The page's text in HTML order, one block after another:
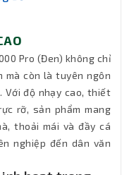
Pro (Đen) không chỉ
còn là tuyên ngôn
Với độ nhạy cao, thiết
rỡ, sản phẩm mang
thoải mái và đầy cá
nghiệp đến dân văn